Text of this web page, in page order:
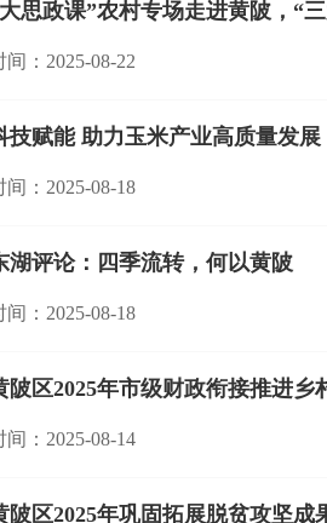
思政课”农村专场走进黄陂，“
间：2025-08-22
技赋能 助力玉米产业高质量发展
间：2025-08-18
湖评论：四季流转，何以黄陂
间：2025-08-18
陂区2025年市级财政衔接推进
间：2025-08-14
陂区2025年巩固拓展脱贫攻坚